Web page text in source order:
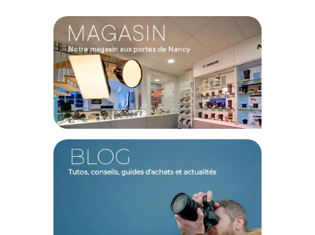
Couleur : Noir
Matériaux : Alliage d'aluminium, acier inoxydable
PHYSIQUE
Poids de l'émetteur/contrôleur : 175 grammes
Dimensions émetteur/contrôleur : 73 x 72 x 53 mm
Poids du récepteur/moteur : 454 g
Dimensions récepteur/moteur (HxLxP) : 15,2 x 12,7 x 10,2 cm
TECHNIQUE
Nombre de canaux : 4